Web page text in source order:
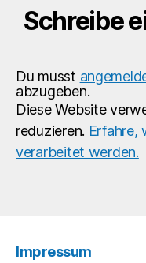
Schreibe
Du musst
abzugeben.
Diese Website
reduzieren. Erfahre,
verarbeitet werden.
Impressum